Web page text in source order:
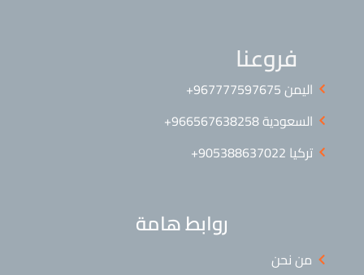
فروعنا
اليمن ⁦+967777597675⁩
السعودية 966567638258+
تركيا 905388637022+
روابط هامة
من نحن